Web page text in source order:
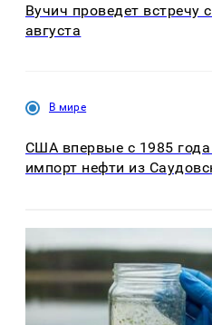
Вучич проведет встречу
августа
В мире
США впервые с 1985
импорт нефти из